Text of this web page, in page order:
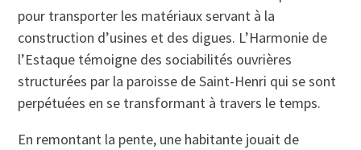
pour transporter les matériaux servant à la
construction d’usines et des digues. L’Harmonie de
l’Estaque témoigne des sociabilités ouvrières
structurées par la paroisse de Saint-Henri qui se sont
perpétuées en se transformant à travers le temps.
En remontant la pente, une habitante jouait de